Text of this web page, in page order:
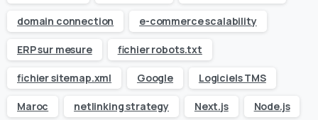
domain connection e-commerce scalability
ERP sur mesure fichier robots.txt
fichier sitemap.xml Google Logiciels TMS
Maroc netlinking strategy Next.js Node.js